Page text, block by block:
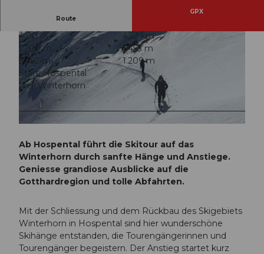
© Andermatt Guides
Route
GPX
4:00 h
4,52 km
1.200 m
1.453 m
2.662 m
1.209 m
Start: Hospental
Ziel: Winterhorn
Ab Hospental führt die Skitour auf das
Winterhorn durch sanfte Hänge und Anstiege.
Geniesse grandiose Ausblicke auf die
Gotthardregion und tolle Abfahrten.
Mit der Schliessung und dem Rückbau des Skigebiets
Winterhorn in Hospental sind hier wunderschöne
Skihänge entstanden, die Tourengängerinnen und
Tourengänger begeistern. Der Anstieg startet kurz